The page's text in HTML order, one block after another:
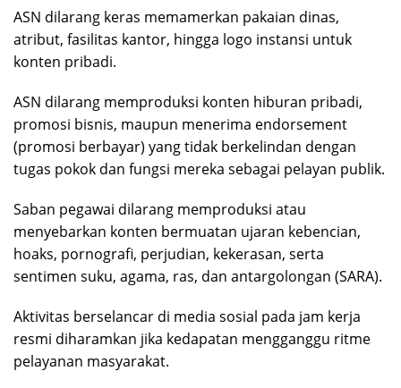
ASN dilarang keras memamerkan pakaian dinas,
atribut, fasilitas kantor, hingga logo instansi untuk
konten pribadi.
ASN dilarang memproduksi konten hiburan pribadi,
promosi bisnis, maupun menerima endorsement
(promosi berbayar) yang tidak berkelindan dengan
tugas pokok dan fungsi mereka sebagai pelayan publik.
Saban pegawai dilarang memproduksi atau
menyebarkan konten bermuatan ujaran kebencian,
hoaks, pornografi, perjudian, kekerasan, serta
sentimen suku, agama, ras, dan antargolongan (SARA).
Aktivitas berselancar di media sosial pada jam kerja
resmi diharamkan jika kedapatan mengganggu ritme
pelayanan masyarakat.